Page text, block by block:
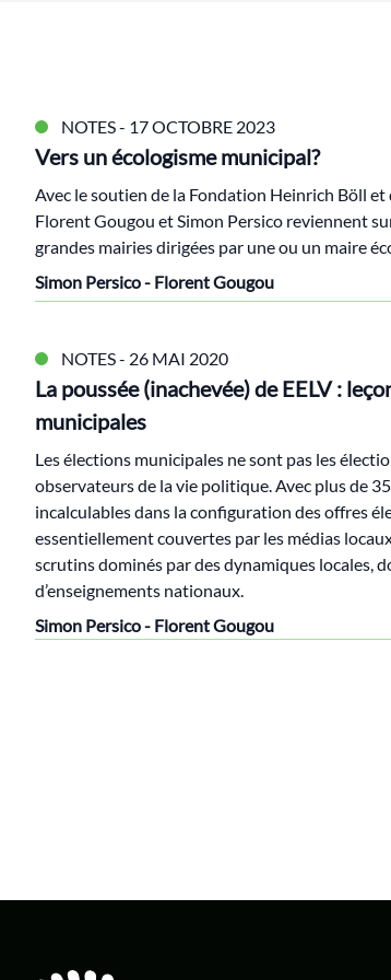
NOTES- 17 OCTOBRE 2023
Vers un écologisme municipal?
Avec le soutien de la Fondation Heinrich Böll et
Florent Gougou et Simon Persico reviennent
grandes mairies dirigées par une ou un maire
Simon Persico - Florent Gougou
NOTES- 26 MAI 2020
La poussée (inachevée) de EELV :
municipales
Les élections municipales ne sont pas les
observateurs de la vie politique. Avec plus de
incalculables dans la configuration des offres
essentiellement couvertes par les médias
scrutins dominés par des dynamiques locales,
d’enseignements nationaux.
Simon Persico - Florent Gougou